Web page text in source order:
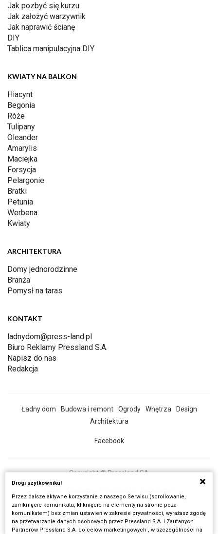
Jak pozbyć się kurzu
Jak założyć warzywnik
Jak naprawić ścianę
DIY
Tablica manipulacyjna DIY
KWIATY NA BALKON
Hiacynt
Begonia
Róże
Tulipany
Oleander
Amarylis
Maciejka
Forsycja
Pelargonie
Bratki
Petunia
Werbena
Kwiaty
ARCHITEKTURA
Domy jednorodzinne
Branża
Pomysł na taras
KONTAKT
ladnydom@press-land.pl
Biuro Reklamy Pressland S.A.
Napisz do nas
Redakcja
Ładny dom Budowa i remont Ogrody Wnętrza
Design
Architektura
Facebook
Copyright © Pressland SA
Wszystkie artykuły
Realizacja: Fancybox.pl
Drogi użytkowniku!
Przez dalsze aktywne korzystanie z naszego Serwisu (scrollowanie,
zamknięcie komunikatu, kliknięcie na elementy na stronie poza
komunikatem) bez zmian ustawień w zakresie prywatności, wyrażasz zgodę
na przetwarzanie danych osobowych przez Pressland S.A. i Zaufanych
Partnerów Pressland S.A. do celów marketingowych , w szczególności na